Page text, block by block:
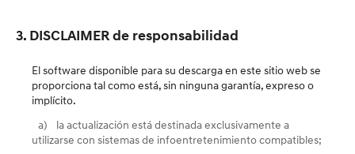
3. DISCLAIMER de responsabilidad
El software disponible para su descarga en este sitio web se
proporciona tal como está, sin ninguna garantía, expreso o
implícito.
a)
la actualización está destinada exclusivamente a
utilizarse con sistemas de infoentretenimiento compatibles;